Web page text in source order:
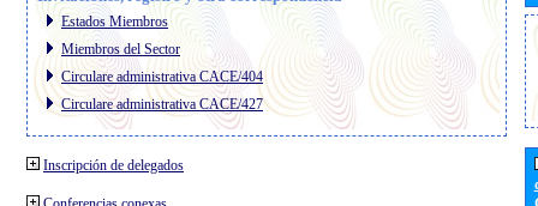
Estados Miembros
Miembros del Sector
Circulare administrativa CACE/404
Circulare administrativa CACE/427
Inscripción de delegados